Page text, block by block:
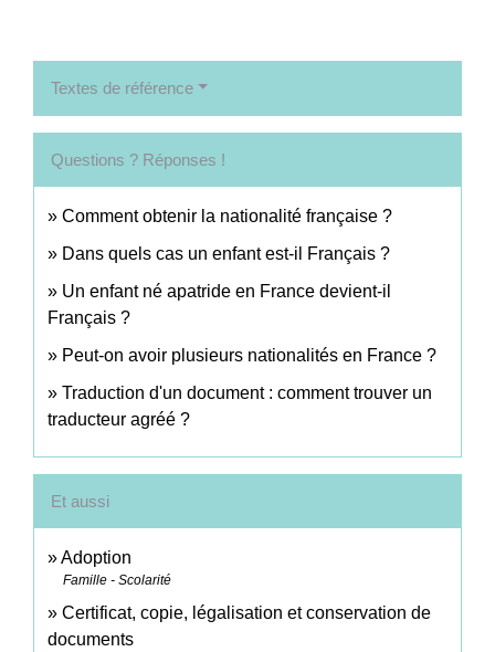
Textes de référence
Questions ? Réponses !
Comment obtenir la nationalité française ?
Dans quels cas un enfant est-il Français ?
Un enfant né apatride en France devient-il
Français ?
Peut-on avoir plusieurs nationalités en France ?
Traduction d'un document : comment trouver un
traducteur agréé ?
Et aussi
Adoption
Famille - Scolarité
Certificat, copie, légalisation et conservation de
documents